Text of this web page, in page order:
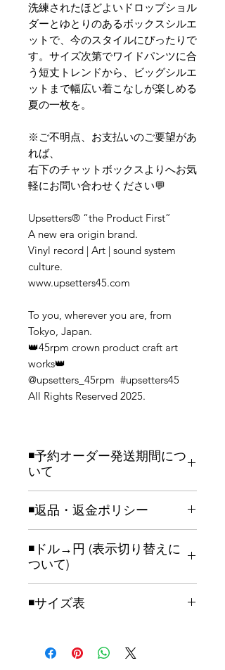
洗練されたほどよいドロップショル
ダーとゆとりのあるボックスシルエ
ットで、今のスタイルにぴったりで
す。サイズ次第でワイドパンツに合
う短丈トレンドから、ビッグシルエ
ットまで幅広い着こなしが楽しめる
夏の一枚を。
※ご不明点、お支払いのご要望があ
れば、
右下のチャットボックスよりへお気
軽にお問い合わせください💬
Upsetters® “the Product First”
A new era origin brand.
Vinyl record | Art | sound system
culture.
www.upsetters45.com
To you, wherever you are, from
Tokyo, Japan.
👑45rpm crown product craft art
works👑
@upsetters_45rpm #upsetters45
All Rights Reserved 2025.
◾️予約オーダー発送期間につ
いて
開始予定)
(以降)オーダー予約御注文いただいて
から、おおよそ2~3週間目安での製作
後の発送となります。御了承の上ご注
文お願い致します。可能な限り、早期
発送致します。注文が集中し発送まで
お時間をいただく場合もございます。
◾️返品・返金ポリシー
ご注文成立後のキャンセルは基本、お
受けできません。※ご注文いただいて
から当店スタッフよりお送りするメー
ルをもって、ご注文成立となります。
また、注文変更等につきましてはサイ
ない場合、変更調整お受けします。
◾️ドル→円 (表示切り替えに
ついて)
ルをご利用下さい。
さい。
◾️サイズ表
origin